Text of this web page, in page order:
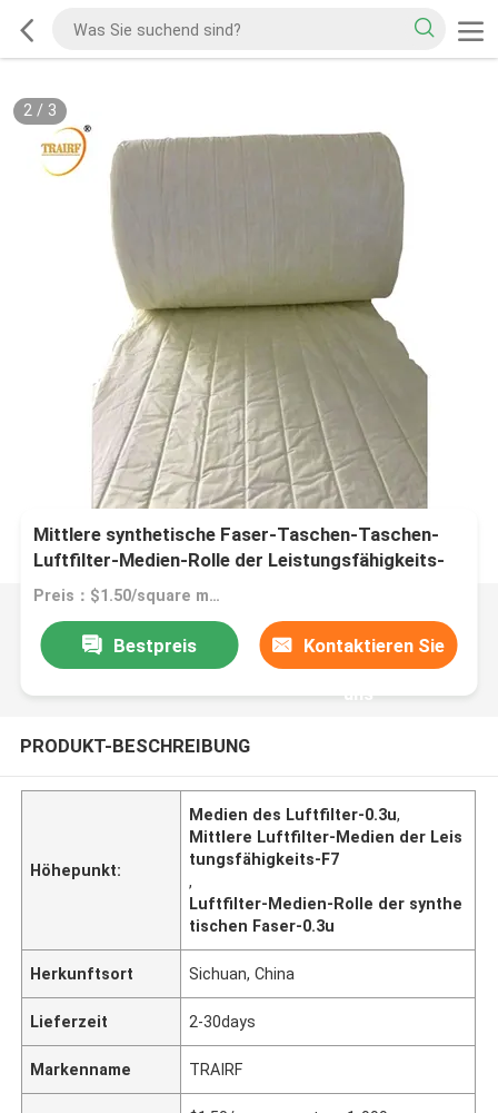
2/ 3
Mittlere synthetische Faser-Taschen-Taschen-
Luftfilter-Medien-Rolle der Leistungsfähigkeits-
F7
Preis：$1.50/square meters 1-999 square meters
Bestpreis Kontaktieren Sie
uns
PRODUKT-BESCHREIBUNG
Höhepunkt:
Medien des Luftfilter-0.3u,
Mittlere Luftfilter-Medien der Leis
tungsfähigkeits-F7
,
Luftfilter-Medien-Rolle der synthe
tischen Faser-0.3u
Herkunftsort Sichuan, China
Lieferzeit 2-30days
Markenname TRAIRF